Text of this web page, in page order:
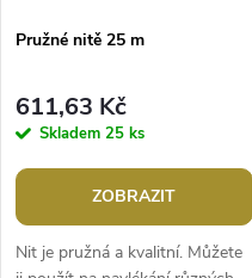
Pružné nitě 25 m
611,63 Kč
Skladem 25 ks
ZOBRAZIT
Nit je pružná a kvalitní. Můžete